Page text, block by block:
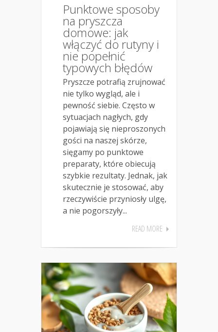
Punktowe sposoby
na pryszcza
domowe: jak
włączyć do rutyny i
nie popełnić
typowych błędów
Pryszcze potrafią zrujnować
nie tylko wygląd, ale i
pewność siebie. Często w
sytuacjach nagłych, gdy
pojawiają się nieproszonych
gości na naszej skórze,
sięgamy po punktowe
preparaty, które obiecują
szybkie rezultaty. Jednak, jak
skutecznie je stosować, aby
rzeczywiście przyniosły ulgę,
a nie pogorszyły...
READ MORE